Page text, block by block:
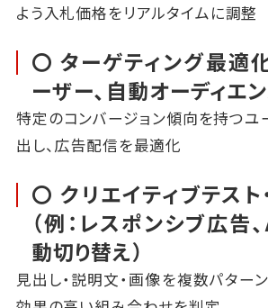
よう入札価格をリアルタイムに調整
〇 ターゲティング最適
ーザー、自動オーディエン
特定のコンバージョン傾向を持つ
出し、広告配信を最適化
〇 クリエイティブテス
（例：レスポンシブ広告
動切り替え）
見出し・説明文・画像を複数パター